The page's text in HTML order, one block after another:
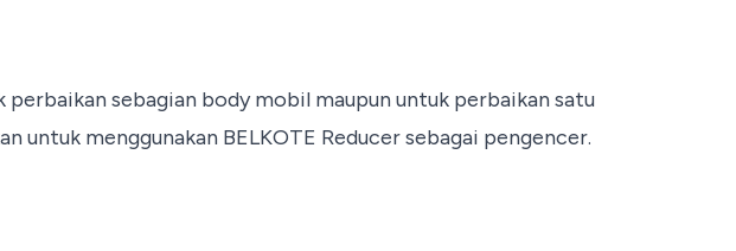
sebagian body mobil maupun untuk perbaikan satu
untuk menggunakan BELKOTE Reducer sebagai pengencer.